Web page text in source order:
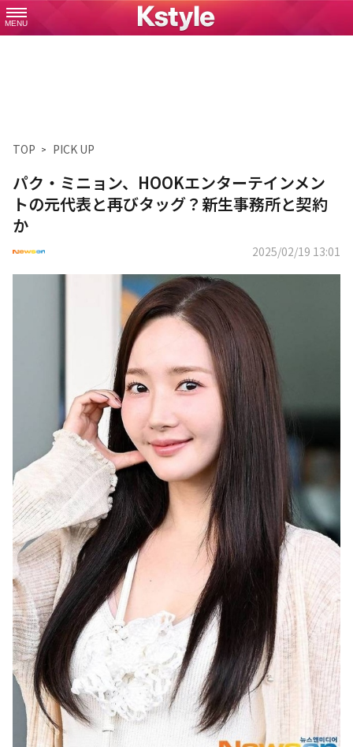
MENU
TOP PICK UP
パク・ミニョン、HOOKエンターテインメン
トの元代表と再びタッグ？新生事務所と契約
か
2025/02/19 13:01